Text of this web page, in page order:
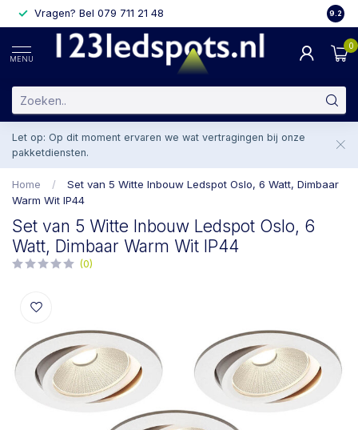
Vragen? Bel 079 711 21 48 29.2
MENU
0
Let op: Op dit moment ervaren we wat vertragingen bij onze
pakketdiensten.
Home /
Set van 5 Witte Inbouw Ledspot Oslo, 6 Watt, Dimbaar
Warm Wit IP44
Set van 5 Witte Inbouw Ledspot Oslo, 6
Watt, Dimbaar Warm Wit IP44
(0)